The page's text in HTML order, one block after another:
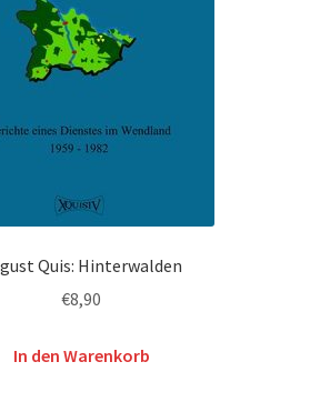
Quis: Hinterwalden
€8,90
In den Warenkorb